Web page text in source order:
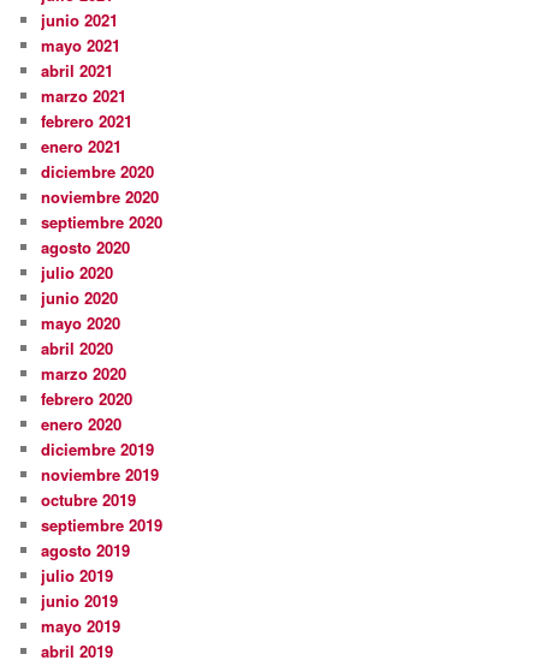
junio 2021
mayo 2021
abril 2021
marzo 2021
febrero 2021
enero 2021
diciembre 2020
noviembre 2020
septiembre 2020
agosto 2020
julio 2020
junio 2020
mayo 2020
abril 2020
marzo 2020
febrero 2020
enero 2020
diciembre 2019
noviembre 2019
octubre 2019
septiembre 2019
agosto 2019
julio 2019
junio 2019
mayo 2019
abril 2019